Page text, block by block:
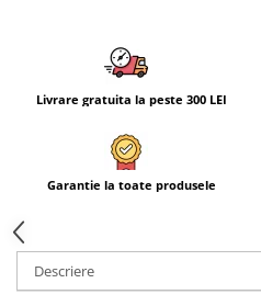
Livrare gratuita la peste 300 LEI
Garantie la toate produsele
Descriere